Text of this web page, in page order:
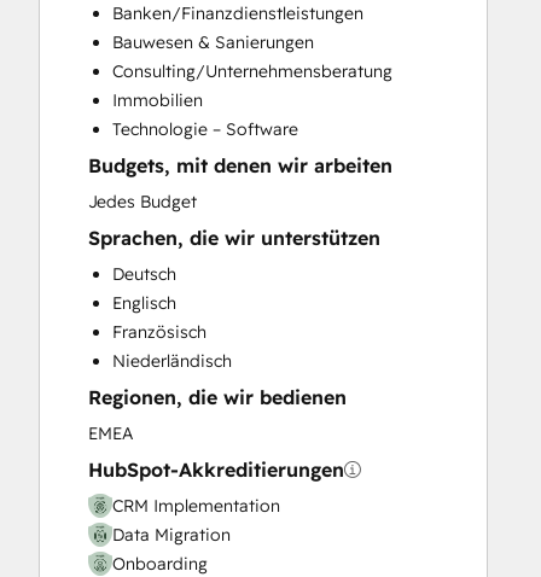
Customer Success Training
Customer Support Training
Customer Survey and Analysis
Email Marketing
Full Inbound Marketing Services
Help Desk Implementation
Knowledge Base Development
Paid Advertising
Sales and Marketing Alignment
Sales Coaching and Training
Sales Enablement
Website Design
Website Development
Website Migration
Banken/Finanzdienstleistungen
Bauwesen & Sanierungen
Consulting/Unternehmensberatung
Immobilien
Technologie – Software
Budgets, mit denen wir arbeiten
Jedes Budget
Sprachen, die wir unterstützen
Deutsch
Englisch
Französisch
Niederländisch
Regionen, die wir bedienen
EMEA
HubSpot-Akkreditierungen
CRM Implementation
Data Migration
Onboarding